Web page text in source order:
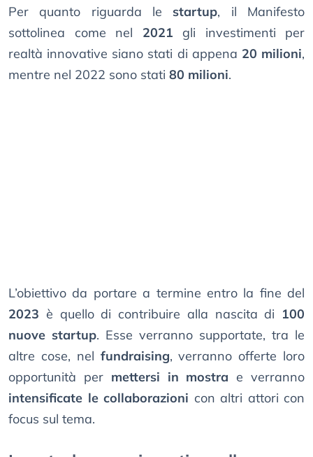
Per quanto riguarda le startup, il Manifesto
sottolinea come nel 2021 gli investimenti per
realtà innovative siano stati di appena 20 milioni,
mentre nel 2022 sono stati 80 milioni.
L’obiettivo da portare a termine entro la fine del
2023 è quello di contribuire alla nascita di 100
nuove startup. Esse verranno supportate, tra le
altre cose, nel fundraising, verranno offerte loro
opportunità per mettersi in mostra e verranno
intensificate le collaborazioni con altri attori con
focus sul tema.